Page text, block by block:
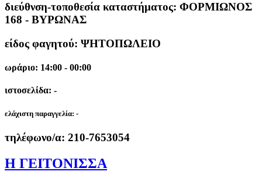
διεύθνση-τοποθεσία καταστήματος: ΦΟΡΜΙΩΝΟΣ
168 - ΒΥΡΩΝΑΣ
είδος φαγητού: ΨΗΤΟΠΩΛΕΙΟ
ωράριο: 14:00 - 00:00
ιστοσελίδα: -
ελάχιστη παραγγελία: -
τηλέφωνο/α: 210-7653054
Η ΓΕΙΤΟΝΙΣΣΑ